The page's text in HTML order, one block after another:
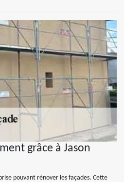
grâce à Jason
pouvant rénover les façades. Cette